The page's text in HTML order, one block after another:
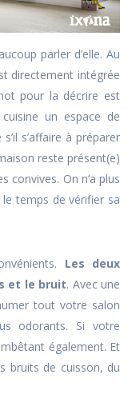
parler d’elle. Au
directement intégrée
pour la décrire est
un espace de
s’affaire à préparer
reste présent(e)
convives. On n’a plus
le temps de vérifier sa
Les deux
et le bruit. Avec une
tout votre salon
odorants. Si votre
également. Et
bruits de cuisson, du